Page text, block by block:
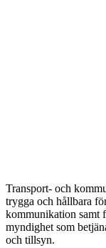
Transport- och
trygga och hållbara
kommunikation samt
myndighet som
och tillsyn.